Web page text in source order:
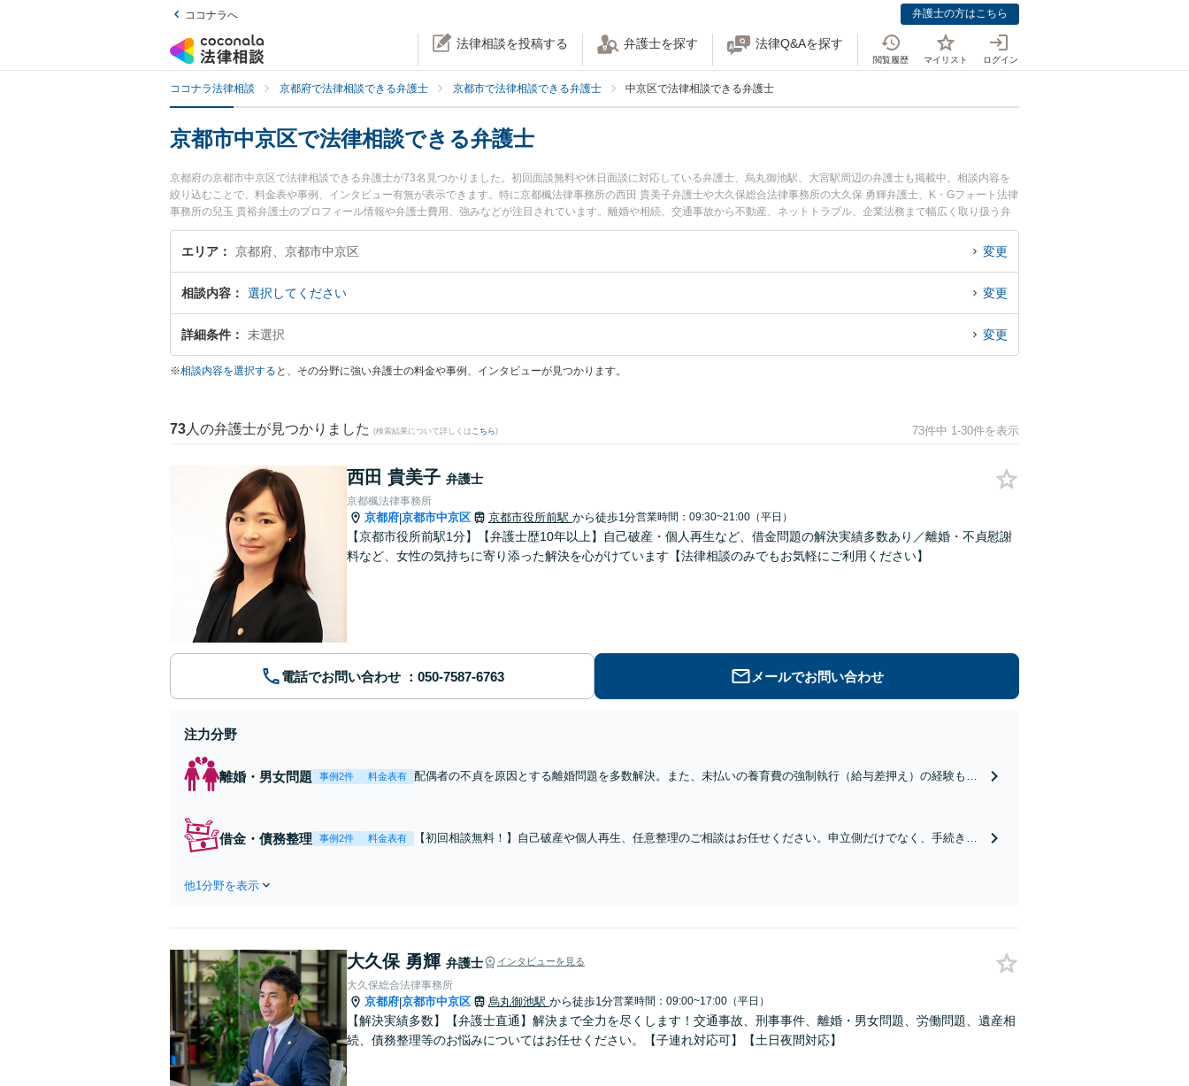
ココナラへ 弁護士の方はこちら
法律相談を投稿する 弁護士を探す 法律Q&Aを探す
閲覧履歴 マイリスト ログイン
ココナラ法律相談 京都府で法律相談できる弁護士 京都市で法律相談できる弁護士 中京区で法律相談できる弁護士
京都市中京区で法律相談できる弁護士
京都府の京都市中京区で法律相談できる弁護士が73名見つかりました。初回面談無料や休日面談に対応している弁護士、烏丸御池駅、大宮駅周辺の弁護士も掲載中。相談内容を
絞り込むことで、料金表や事例、インタビュー有無が表示できます。特に京都楓法律事務所の西田 貴美子弁護士や大久保総合法律事務所の大久保 勇輝弁護士、K・Gフォート法律
事務所の兒玉 貴裕弁護士のプロフィール情報や弁護士費用、強みなどが注目されています。離婚や相続、交通事故から不動産、ネットトラブル、企業法務まで幅広く取り扱う弁
護士が多数。こんな法律相談をお持ちの方は是非ご利用ください。京都市中京区で土日や夜間に発生した不倫慰謝料トラブルを今すぐに弁護士に相談したい』『交通事故の過失割
合や後遺障害のトラブル解決の実績豊富な近くの弁護士を検索したい』『初回相談無料で自己破産や債務整理を法律相談できる京都市中京区内の弁護士に相談予約したい』などで
エリア 京都府、京都市中京区 変更
相談内容 選択してください 変更
詳細条件 未選択 変更
※相談内容を選択する と、その分野に強い弁護士の料金や事例、インタビューが見つかります。
73 人の弁護士が見つかりました (検索結果について詳しくは こちら) 73件中 1-30件を表示
西田 貴美子 弁護士
京都楓法律事務所
京都府|京都市中京区 京都市役所前駅 から徒歩1分営業時間：09:30~21:00（平日）
【京都市役所前駅1分】【弁護士歴10年以上】自己破産・個人再生など、借金問題の解決実績多数あり／離婚・不貞慰謝
料など、女性の気持ちに寄り添った解決を心がけています【法律相談のみでもお気軽にご利用ください】
電話でお問い合わせ メールでお問い合わせ
注力分野
離婚・男女問題 事例2件 料金表有
配偶者の不貞を原因とする離婚問題を多数解決。また、未払いの養育費の強制執行（給与差押え）の経験も豊
借金・債務整理 事例2件 料金表有
【初回相談無料！】自己破産や個人再生、任意整理のご相談はお任せください。申立側だけでなく、手続きを
他1分野を表示
大久保 勇輝 弁護士 インタビューを見る
大久保総合法律事務所
京都府|京都市中京区 烏丸御池駅 から徒歩1分営業時間：09:00~17:00（平日）
【解決実績多数】【弁護士直通】解決まで全力を尽くします！交通事故、刑事事件、離婚・男女問題、労働問題、遺産相
続、債務整理等のお悩みについてはお任せください。【子連れ対応可】【土日夜間対応】